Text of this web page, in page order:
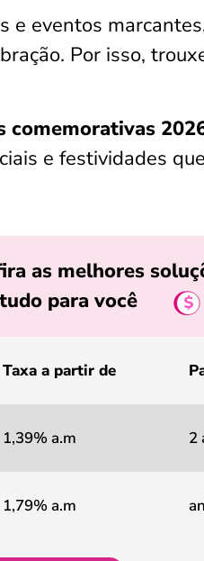
e eventos
Por isso,
comemorativas
e festividades
as melhores
para você
Taxa a partir de
1,39% a.m 2
1,79% a.m